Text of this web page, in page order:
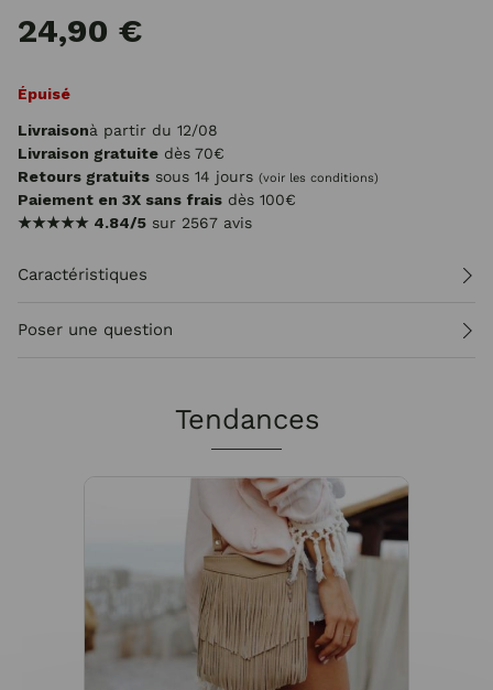
24,90 €
Épuisé
Livraisonà partir du 12/08
Livraison gratuite dès 70€
Retours gratuits sous 14 jours (voir les conditions)
Paiement en 3X sans frais dès 100€
★★★★★ 4.84/5 sur 2567 avis
Caractéristiques
Poser une question
Tendances